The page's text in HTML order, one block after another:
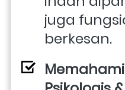
juga
berkesan.